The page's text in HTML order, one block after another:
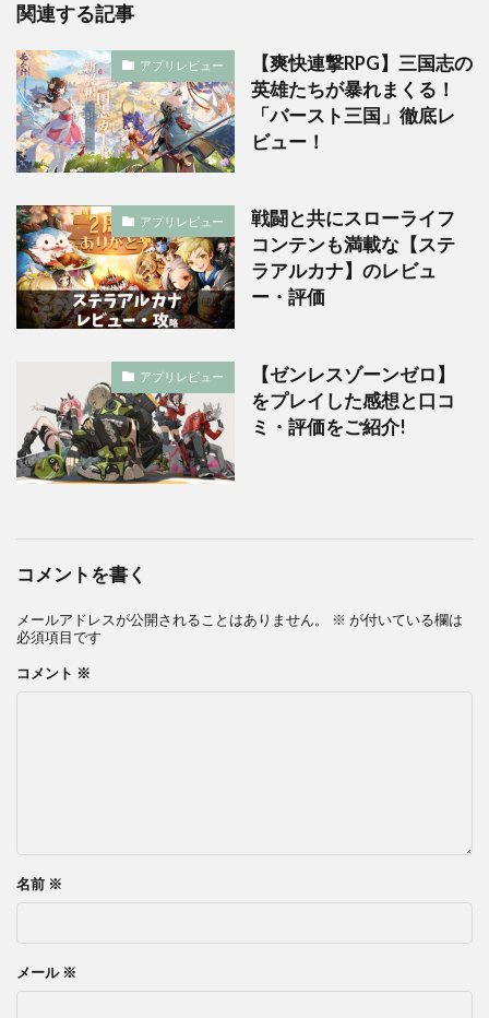
関連する記事
アプリレビュー
【爽快連撃RPG】三国志の
英雄たちが暴れまくる！
「バースト三国」徹底レ
ビュー！
アプリレビュー
戦闘と共にスローライフ
コンテンも満載な【ステ
ラアルカナ】のレビュ
ー・評価
アプリレビュー
【ゼンレスゾーンゼロ】
をプレイした感想と口コ
ミ・評価をご紹介!
コメントを書く
メールアドレスが公開されることはありません。 ※ が付いている欄は
必須項目です
コメント ※
名前 ※
メール ※